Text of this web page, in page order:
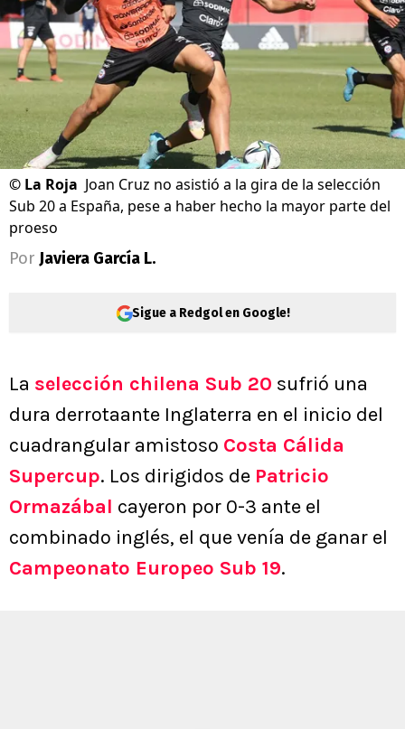
© La Roja Joan Cruz no asistió a la gira de la selección
Sub 20 a España, pese a haber hecho la mayor parte del
proeso
Por Javiera García L.
Sigue a Redgol en Google!
La selección chilena Sub 20 sufrió una
dura derrotaante Inglaterra en el inicio del
cuadrangular amistoso Costa Cálida
Supercup. Los dirigidos de Patricio
Ormazábal cayeron por 0-3 ante el
combinado inglés, el que venía de ganar el
Campeonato Europeo Sub 19.